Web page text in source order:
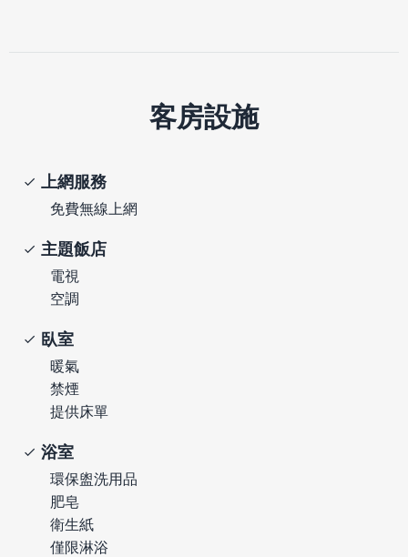
客房設施
上網服務
免費無線上網
主題飯店
電視
空調
臥室
暖氣
禁煙
提供床單
浴室
環保盥洗用品
肥皂
衛生紙
僅限淋浴